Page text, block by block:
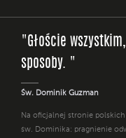
"Głoście
sposoby. "
Św. Dominik Guzman
Na oficjalnej stronie
św. Dominika: pragnienie